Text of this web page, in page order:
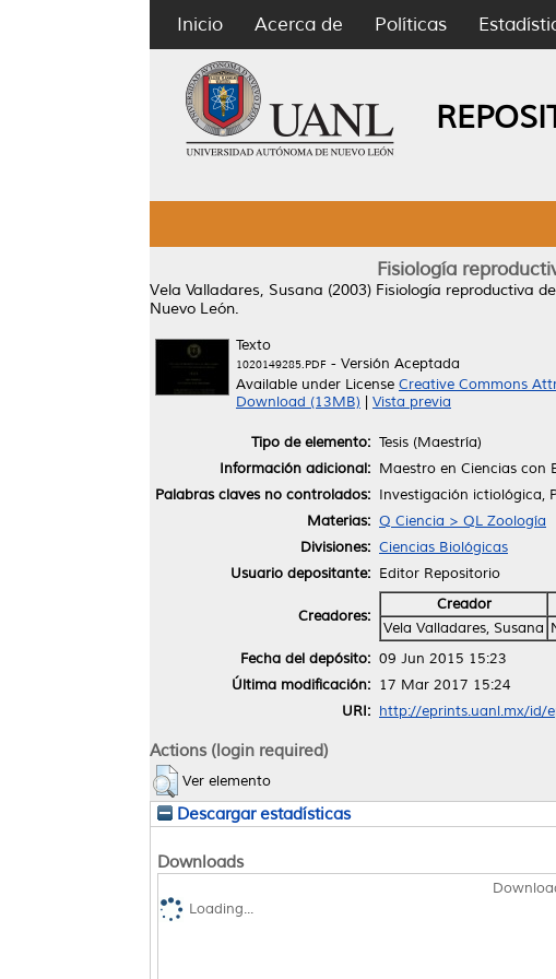
Inicio Acerca de Políticas
Fisiología
Vela Valladares, Susana (2003) Fisiología reproductiva
Nuevo León.
Texto
1020149285.PDF - Versión Aceptada
Available under License Creative Commons
Download (13MB)
Vista previa
Tipo de elemento: Tesis (Maestría)
Información adicional: Maestro en Ciencias con
Palabras claves no controlados: Investigación ictiológica,
Materias: Q Ciencia > QL Zoología
Divisiones: Ciencias Biológicas
Usuario depositante: Editor Repositorio
Creadores:
Creador
Vela Valladares, Susana
Fecha del depósito: 09 Jun 2015 15:23
Última modificación: 17 Mar 2017 15:24
URI: http://eprints.uanl.mx/id/
Actions (login required)
Ver elemento
Descargar estadísticas
Downloads
Loading...